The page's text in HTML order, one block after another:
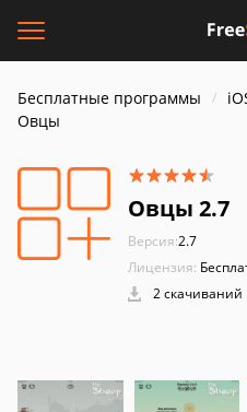
Бесплатные программы
Овцы
Овцы 2.7
Версия:2.7
Лицензия:
2 скачиваний